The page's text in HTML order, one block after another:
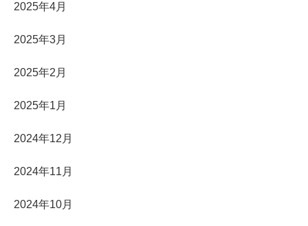
2025年4月
2025年3月
2025年2月
2025年1月
2024年12月
2024年11月
2024年10月